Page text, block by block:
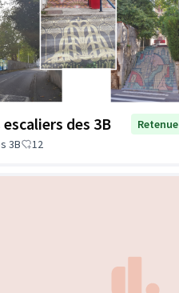
des 3B
Retenue
3B
12